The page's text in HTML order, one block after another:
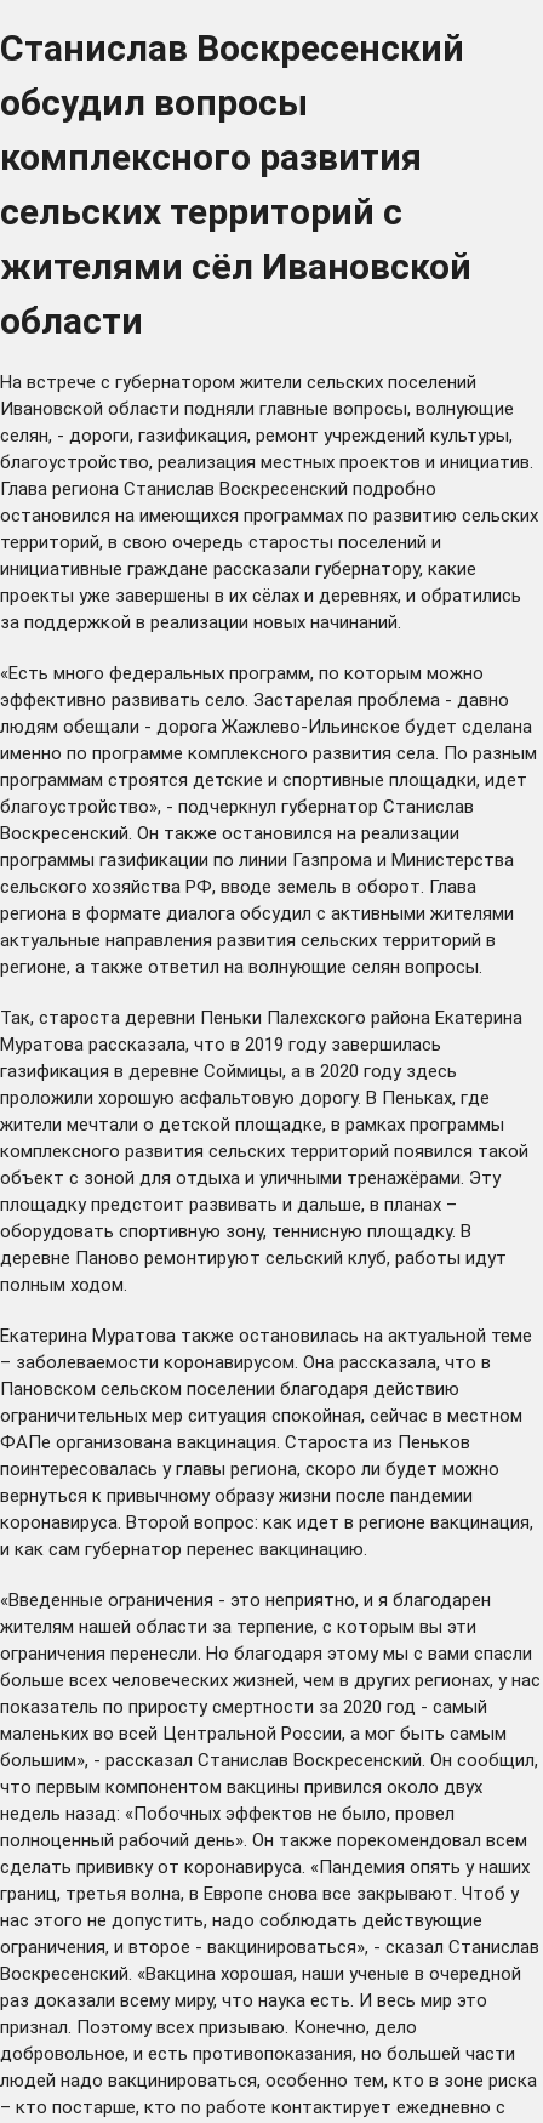
Станислав Воскресенский
обсудил вопросы
комплексного развития
сельских территорий с
жителями сёл Ивановской
области
На встрече с губернатором жители сельских поселений
Ивановской области подняли главные вопросы, волнующие
селян, - дороги, газификация, ремонт учреждений культуры,
благоустройство, реализация местных проектов и инициатив.
Глава региона Станислав Воскресенский подробно
остановился на имеющихся программах по развитию сельских
территорий, в свою очередь старосты поселений и
инициативные граждане рассказали губернатору, какие
проекты уже завершены в их сёлах и деревнях, и обратились
за поддержкой в реализации новых начинаний.
«Есть много федеральных программ, по которым можно
эффективно развивать село. Застарелая проблема - давно
людям обещали - дорога Жажлево-Ильинское будет сделана
именно по программе комплексного развития села. По разным
программам строятся детские и спортивные площадки, идет
благоустройство», - подчеркнул губернатор Станислав
Воскресенский. Он также остановился на реализации
программы газификации по линии Газпрома и Министерства
сельского хозяйства РФ, вводе земель в оборот. Глава
региона в формате диалога обсудил с активными жителями
актуальные направления развития сельских территорий в
регионе, а также ответил на волнующие селян вопросы.
Так, староста деревни Пеньки Палехского района Екатерина
Муратова рассказала, что в 2019 году завершилась
газификация в деревне Соймицы, а в 2020 году здесь
проложили хорошую асфальтовую дорогу. В Пеньках, где
жители мечтали о детской площадке, в рамках программы
комплексного развития сельских территорий появился такой
объект с зоной для отдыха и уличными тренажёрами. Эту
площадку предстоит развивать и дальше, в планах –
оборудовать спортивную зону, теннисную площадку. В
деревне Паново ремонтируют сельский клуб, работы идут
полным ходом.
Екатерина Муратова также остановилась на актуальной теме
– заболеваемости коронавирусом. Она рассказала, что в
Пановском сельском поселении благодаря действию
ограничительных мер ситуация спокойная, сейчас в местном
ФАПе организована вакцинация. Староста из Пеньков
поинтересовалась у главы региона, скоро ли будет можно
вернуться к привычному образу жизни после пандемии
коронавируса. Второй вопрос: как идет в регионе вакцинация,
и как сам губернатор перенес вакцинацию.
«Введенные ограничения - это неприятно, и я благодарен
жителям нашей области за терпение, с которым вы эти
ограничения перенесли. Но благодаря этому мы с вами спасли
больше всех человеческих жизней, чем в других регионах, у нас
показатель по приросту смертности за 2020 год - самый
маленьких во всей Центральной России, а мог быть самым
большим», - рассказал Станислав Воскресенский. Он сообщил,
что первым компонентом вакцины привился около двух
недель назад: «Побочных эффектов не было, провел
полноценный рабочий день». Он также порекомендовал всем
сделать прививку от коронавируса. «Пандемия опять у наших
границ, третья волна, в Европе снова все закрывают. Чтоб у
нас этого не допустить, надо соблюдать действующие
ограничения, и второе - вакцинироваться», - сказал Станислав
Воскресенский. «Вакцина хорошая, наши ученые в очередной
раз доказали всему миру, что наука есть. И весь мир это
признал. Поэтому всех призываю. Конечно, дело
добровольное, и есть противопоказания, но большей части
людей надо вакцинироваться, особенно тем, кто в зоне риска
– кто постарше, кто по работе контактирует ежедневно с